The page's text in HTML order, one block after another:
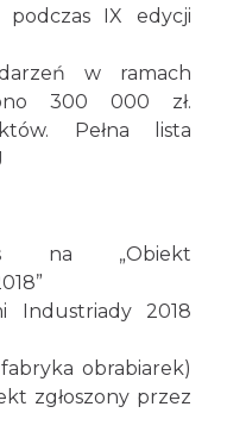
podczas IX edycji
w ramach
300 000 zł.
Pełna lista
na „Obiekt
Industriady 2018
obrabiarek)
zgłoszony przez